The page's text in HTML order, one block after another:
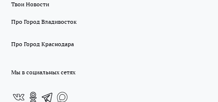
Твои Новости
Про Город Владивосток
Про Город Краснодара
Мы в социальных сетях